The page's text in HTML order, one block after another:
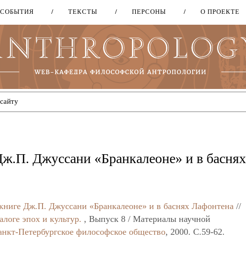
Перейти
основному
содержанию
СОБЫТИЯ ТЕКСТЫ ПЕРСОНЫ О ПРОЕКТЕ
Джуссани «Бранкалеоне» и в баснях
Дж.П. Джуссани «Бранкалеоне» и в баснях Лафонтена //
эпох и культур. , Выпуск 8 / Материалы научной
Петербургское философское общество, 2000. C.59-62.